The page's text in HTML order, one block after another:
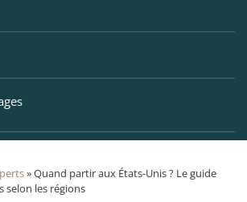
»Quand partir aux États-Unis ? Le guide
selon les régions